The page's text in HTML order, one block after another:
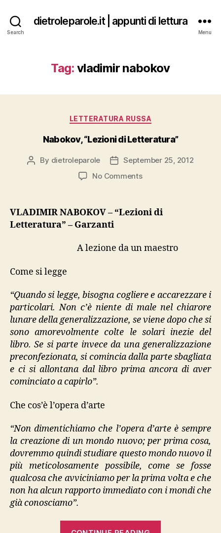
Search
dietroleparole.it | appunti di lettura
Menu
Tag: vladimir nabokov
Categories
LETTERATURA RUSSA
Nabokov, “Lezioni di Letteratura”
Post
By dietroleparole
PostSeptember 25, 2012
No Commentson
VLADIMIR NABOKOV – “Lezioni di
Letteratura” – Garzanti
A lezione da un maestro
Come si legge
“Quando si legge, bisogna cogliere e accarezzare i
particolari. Non c’è niente di male nel chiarore
lunare della generalizzazione, se viene dopo che si
sono amorevolmente colte le solari inezie del
libro. Se si parte invece da una generalizzazione
preconfezionata, si comincia dalla parte sbagliata
e ci si allontana dal libro prima ancora di aver
cominciato a capirlo”.
Che cos’è l’opera d’arte
“Non dimentichiamo che l’opera d’arte è sempre
la creazione di un mondo nuovo; per prima cosa,
dovremmo quindi studiare questo mondo nuovo il
più meticolosamente possibile, come se fosse
qualcosa che avviciniamo per la prima volta e che
non ha alcun rapporto immediato con i mondi che
già conosciamo”.